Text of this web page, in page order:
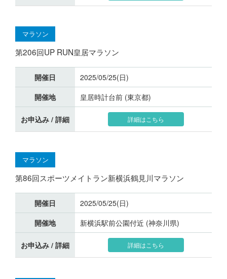
マラソン
第206回UP RUN皇居マラソン
開催日
2025/05/25(日)
開催地
皇居時計台前 (東京都)
お申込み / 詳細 詳細はこちら
マラソン
第86回スポーツメイトラン新横浜鶴見川マラソン
開催日
2025/05/25(日)
開催地
新横浜駅前公園付近 (神奈川県)
お申込み / 詳細 詳細はこちら